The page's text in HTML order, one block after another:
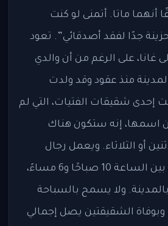
أنهما ماتا. أتمنى لو كنت
جدًا لفقد أصدقائي”. تعود
غانا، على الرغم من أن والدي
منذ عقود وقد ولدت
إحدى شقيقات الفتيات، التي لم
إنه ستكون هناك
أو الثلاثاء. ويعمل رجال
الإنقاذ على الشاطئ بين الساعة 10 صباحًا و6 مساءً،
بالمدينة. ولا يسمح بالسباحة
الشقيقتين يصل إجمالي